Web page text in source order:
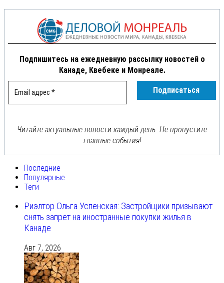
Подпишитесь на ежедневную рассылку новостей о
Канаде, Квебеке и Монреале.
Читайте актуальные новости каждый день. Не пропустите
главные события!
Последние
Популярные
Теги
Риэлтор Ольга Успенская: Застройщики призывают
снять запрет на иностранные покупки жилья в
Канаде
Авг 7, 2026